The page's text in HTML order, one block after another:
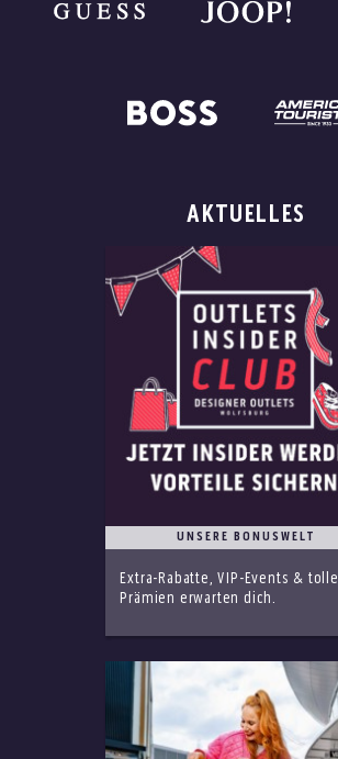
AKTUELLES
UNSERE BONUSWELT
Extra-Rabatte, VIP-Events & tolle
Prämien erwarten dich.